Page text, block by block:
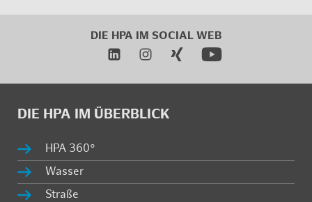
DIE HPA IM SO­CIAL WEB
DIE HPA IM ÜBER­BLICK
HPA 360°
Was­ser
Stra­ße